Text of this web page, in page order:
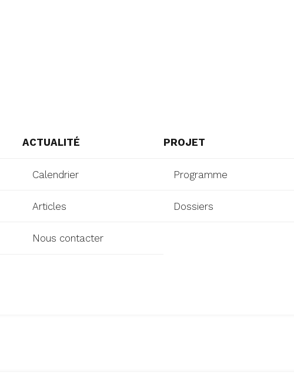
ACTUALITÉ
Calendrier
Articles
Nous contacter
PROJET
Programme
Dossiers